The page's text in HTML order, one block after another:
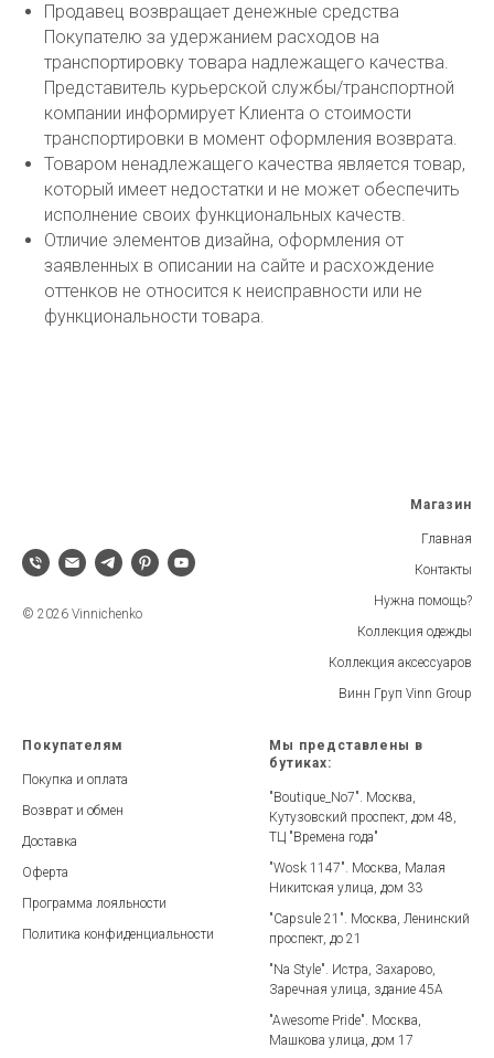
Продавец возвращает денежные средства
Покупателю за удержанием расходов на
транспортировку товара надлежащего качества.
Представитель курьерской службы/транспортной
компании информирует Клиента о стоимости
транспортировки в момент оформления возврата.
Товаром ненадлежащего качества является товар,
который имеет недостатки и не может обеспечить
исполнение своих функциональных качеств.
Отличие элементов дизайна, оформления от
заявленных в описании на сайте и расхождение
оттенков не относится к неисправности или не
функциональности товара.
© 2026 Vinnichenko
Магазин
Главная
Контакты
Нужна помощь?
Коллекция одежды
Коллекция аксессуаров
Винн Груп Vinn Group
Покупателям
Покупка и оплата
Возврат и обмен
Доставка
Оферта
Программа лояльности
Политика конфиденциальности
Мы представлены в
бутиках:
"Boutique_No7". Москва,
Кутузовский проспект, дом 48,
ТЦ "Времена года"
"Wosk 1147". Москва, Малая
Никитская улица, дом 33
"Capsule 21". Москва, Ленинский
проспект, до 21
"Na Style". Истра, Захарово,
Заречная улица, здание 45А
"Awesome Pride". Москва,
Машкова улица, дом 17